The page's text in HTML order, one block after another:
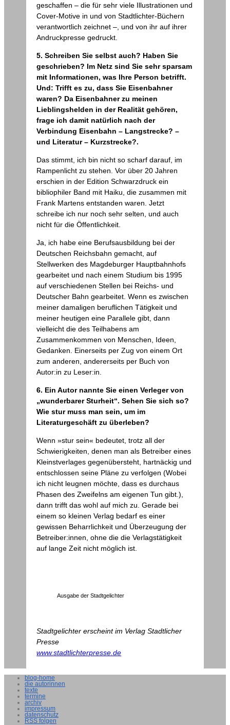
geschaffen – die für sehr viele Illustrationen und
Cover-Motive in und von Stadtlichter-Büchern
verantwortlich zeichnet –, und von ihr auf ihrer
Andruckpresse gedruckt.
5. Schreiben Sie selbst auch? Haben Sie
geschrieben? Im Netz sind Sie sehr sparsam
mit Informationen, was Ihre Person betrifft.
Und: Trifft es zu, dass Sie Eisenbahner
waren? Da Eisenbahner zu meinen
Lieblingshelden in der Realität gehören,
frage ich damit natürlich nach der
Verbindung Eisenbahn – Langstrecke? –
und Literatur – Kurzstrecke?.
Das stimmt, ich bin nicht so scharf darauf, im
Rampenlicht zu stehen. Vor über 20 Jahren
erschien in der Edition Schwarzdruck ein
bibliophiler Band mit Haiku, die zusammen mit
Frank Martens entstanden waren. Jetzt
schreibe ich nur noch sehr selten, und auch
nicht für die Öffentlichkeit.
Ja, ich habe eine Berufsausbildung bei der
Deutschen Reichsbahn gemacht, auf
Stellwerken des Magdeburger Hauptbahnhofs
gearbeitet und nach einem Studium bis 1995
auf verschiedenen Stellen bei Reichs- und
Deutscher Bahn gearbeitet. Wenn es zwischen
meiner damaligen beruflichen Tätigkeit und
meiner heutigen eine Parallele gibt, dann
vielleicht die des Teilhabens am
Zusammenkommen von Menschen, Ideen,
Gedanken. Einerseits per Zug von einem Ort
zum anderen, andererseits per Buch von
Autor:in zu Leser:in.
6. Ein Autor nannte Sie einen Verleger von
„wunderbarer Sturheit“. Sehen Sie sich so?
Wie stur muss man sein, um im
Literaturgeschäft zu überleben?
Wenn »stur sein« bedeutet, trotz all der
Schwierigkeiten, denen man als Betreiber eines
Kleinstverlages gegenübersteht, hartnäckig und
entschlossen seine Pläne zu verfolgen (Wobei
ich nicht leugnen möchte, dass es durchaus
Phasen des Zweifelns am eigenen Tun gibt.),
dann trifft das wohl auf mich zu. Gerade bei
einem so kleinen Verlag bedarf es einer
gewissen Beharrlichkeit und Überzeugung der
Betreiber:innen, ohne die die Verlagstätigkeit
auf lange Zeit nicht möglich ist.
Ausgabe der Stadtgelichter
Stadtgelichter erscheint im Verlag Stadtlicher
Presse
www.stadtlichterpresse.de
blog-home
die autorinnen
texte
termine
archiv
impressum
datenschutz
RSS folgen